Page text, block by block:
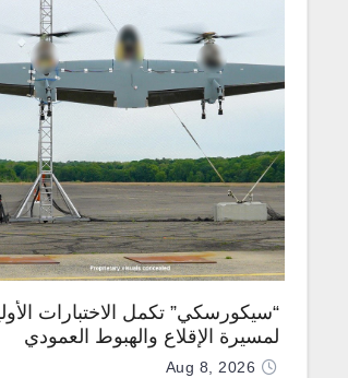
“سيكورسكي” تكمل الاختبارات
لمسيرة الإقلاع والهبوط العمودي
“نوماد 100”Aug 8, 2026